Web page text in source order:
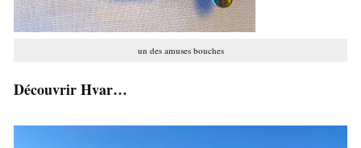
un des amuses bouches
Découvrir Hvar…